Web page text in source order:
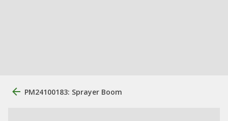
PM24100183: Sprayer Boom